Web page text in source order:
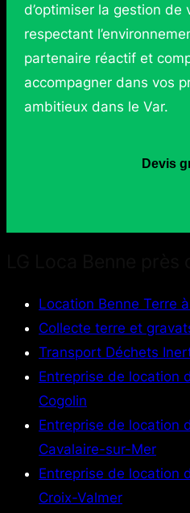
d’optimiser la gestion
respectant
partenaire réactif et
accompagner dans vos
ambitieux dans le Var.
Devis
Location Benne Terre
Collecte terre et
Transport Déchets
Entreprise de location
Cogolin
Entreprise de location
Cavalaire-sur-Mer
Entreprise de location
Croix-Valmer